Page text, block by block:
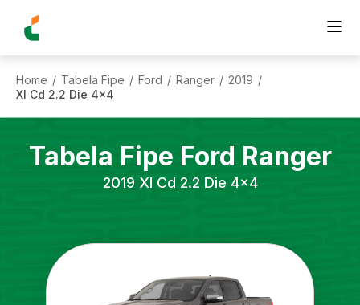
Home / Tabela Fipe / Ford / Ranger / 2019 /
Xl Cd 2.2 Die 4x4
Tabela Fipe Ford Ranger
2019 Xl Cd 2.2 Die 4x4